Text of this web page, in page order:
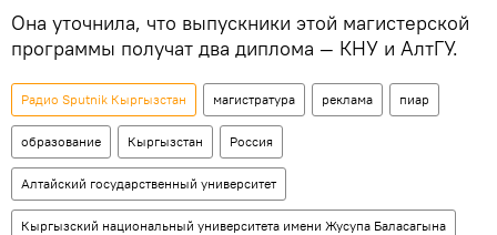
Она уточнила, что выпускники этой магистерской
программы получат два диплома — КНУ и АлтГУ.
Радио Sputnik Кыргызстан магистратура реклама пиар
образование Кыргызстан Россия
Алтайский государственный университет
Кыргызский национальный университета имени Жусупа Баласагына